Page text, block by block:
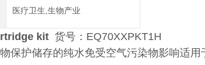
医疗卫生,生物产业
kit 货号：EQ70XXPKT1H
保护储存的纯水免受空气污染物影响适用